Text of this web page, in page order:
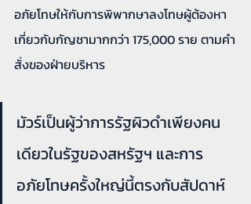
อภัยโทษให้กับการพิพากษาลงโทษผู้ต้องหา
เกี่ยวกับกัญชามากกว่า 175,000 ราย ตามคำ
สั่งของฝ่ายบริหาร
มัวร์เป็นผู้ว่าการรัฐผิวดำเพียงคน
เดียวในรัฐของสหรัฐฯ และการ
อภัยโทษครั้งใหญ่นี้ตรงกับสัปดาห์